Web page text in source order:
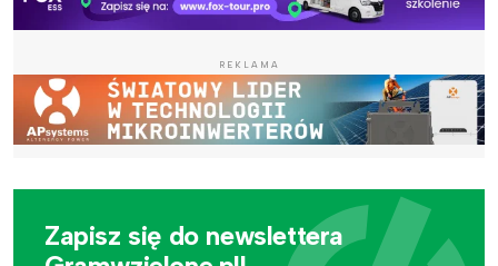
REKLAMA
Zapisz się do newslettera